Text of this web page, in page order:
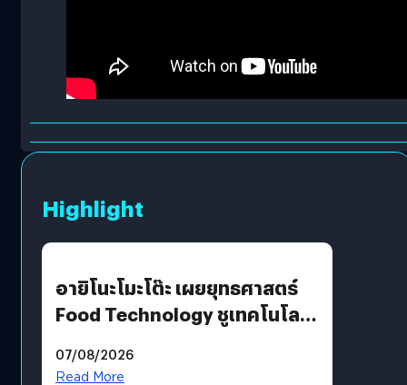
Highlight
อายิโนะโมะโต๊ะ เผยยุทธศาสตร์
Food Technology ชูเทคโนโลยี
บริโภคและ B2B
07/08/2026
Read More